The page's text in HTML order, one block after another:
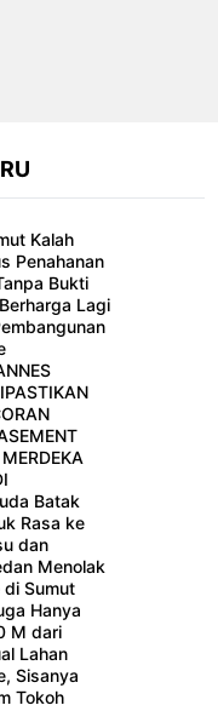
Kalah
Penahanan
Bukti
Lagi
Batak
Rasa ke
dan
Menolak
di Sumut
Hanya
M dari
Lahan
Sisanya
Tokoh